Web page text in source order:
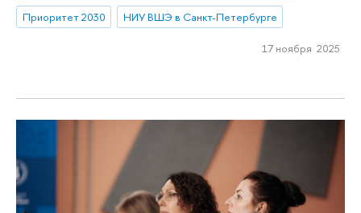
Приоритет 2030
НИУ ВШЭ в Санкт-Петербурге
17 ноября 2025